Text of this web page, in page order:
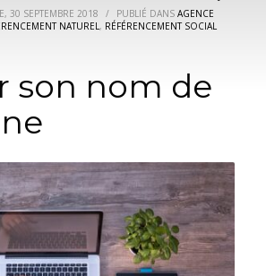
30 SEPTEMBRE 2018 / PUBLIÉ DANS AGENCE
NATUREL, RÉFÉRENCEMENT SOCIAL
son nom de